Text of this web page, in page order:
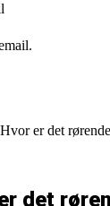
er det
det